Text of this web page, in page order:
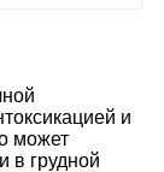
и
может
в грудной